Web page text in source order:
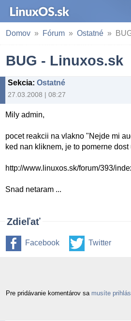
Domov Fórum Ostatné
BUG - Linuxos.sk
Sekcia: Ostatné
27.03.2008 | 08:27
Mily admin,
pocet reakcii na vlakno "Nejde mi
ked nan kliknem, je to pomerne dost
http://www.linuxos.sk/forum/393/
Snad netaram ...
Zdieľať
Facebook Twitter
Pre pridávanie komentárov sa musíte